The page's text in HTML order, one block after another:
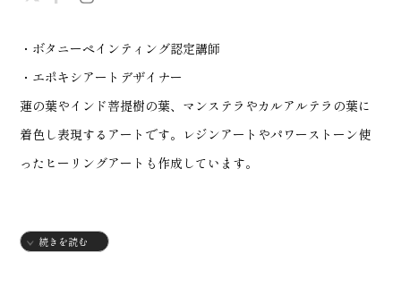
・ボタニーペインティング認定講師
・エポキシアートデザイナー
蓮の葉やインド菩提樹の葉、マンステラやカルアルテラの葉に
着色し表現するアートです。レジンアートやパワーストーン使
ったヒーリングアートも作成しています。
2024年1月 ボタニーペインティングパートナー講師資格取得
続きを読む